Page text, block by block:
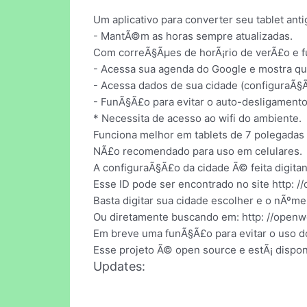
Um aplicativo para converter seu tablet
- MantÃ©m as horas sempre atualizadas.
Com correÃ§Ãµes de horÃ¡rio de verÃ£o e
- Acessa sua agenda do Google e mostra
- Acessa dados de sua cidade
- FunÃ§Ã£o para evitar o auto-
* Necessita de acesso ao wifi do ambiente.
Funciona melhor em tablets de 7
NÃ£o recomendado para uso em celulares.
A configuraÃ§Ã£o da cidade Ã© feita
Esse ID pode ser encontrado no site http:
Basta digitar sua cidade escolher e o
Ou diretamente buscando em: http: //
Em breve uma funÃ§Ã£o para evitar o uso
Esse projeto Ã© open source e estÃ¡
Updates: